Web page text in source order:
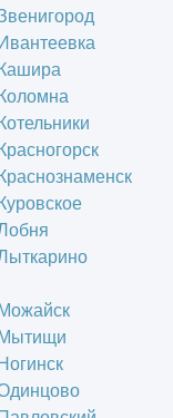
Ивантеевка
Кашира
Коломна
Котельники
Красногорск
Краснознаменск
Куровское
Можайск
Мытищи
Ногинск